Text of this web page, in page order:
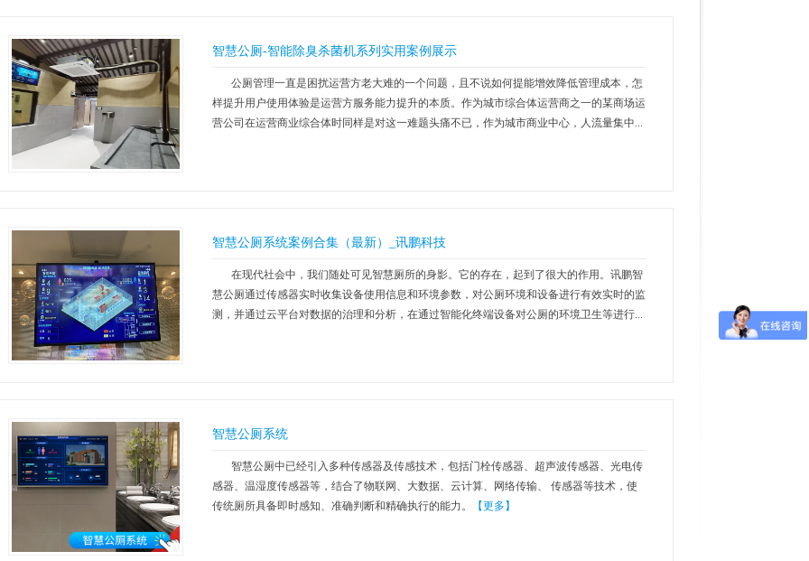
智慧公厕-智能除臭杀菌机系列实用案例展示
公厕管理一直是困扰运营方老大难的一个问题，且不说如何提能增效降低管理成本，怎
样提升用户使用体验是运营方服务能力提升的本质。作为城市综合体运营商之一的某商场运
营公司在运营商业综合体时同样是对这一难题头痛不已，作为城市商业中心，人流量集中...
智慧公厕系统案例合集（最新）_讯鹏科技
在现代社会中，我们随处可见智慧厕所的身影。它的存在，起到了很大的作用。讯鹏智
慧公厕通过传感器实时收集设备使用信息和环境参数，对公厕环境和设备进行有效实时的监
测，并通过云平台对数据的治理和分析，在通过智能化终端设备对公厕的环境卫生等进行...
智慧公厕系统
智慧公厕中已经引入多种传感器及传感技术，包括门栓传感器、超声波传感器、光电传
感器、温湿度传感器等，结合了物联网、大数据、云计算、网络传输、 传感器等技术，使
传统厕所具备即时感知、准确判断和精确执行的能力。
【更多】